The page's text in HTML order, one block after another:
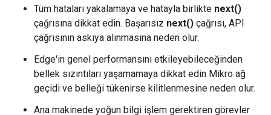
Tüm hataları yakalamaya ve hatayla birlikte next()
çağrısına dikkat edin. Başarısız next() çağrısı, API
çağrısının askıya alınmasına neden olur.
Edge'in genel performansını etkileyebileceğinden
bellek sızıntıları yaşamamaya dikkat edin Mikro ağ
geçidi ve belleği tükenirse kilitlenmesine neden olur.
Ana makinede yoğun bilgi işlem gerektiren görevler